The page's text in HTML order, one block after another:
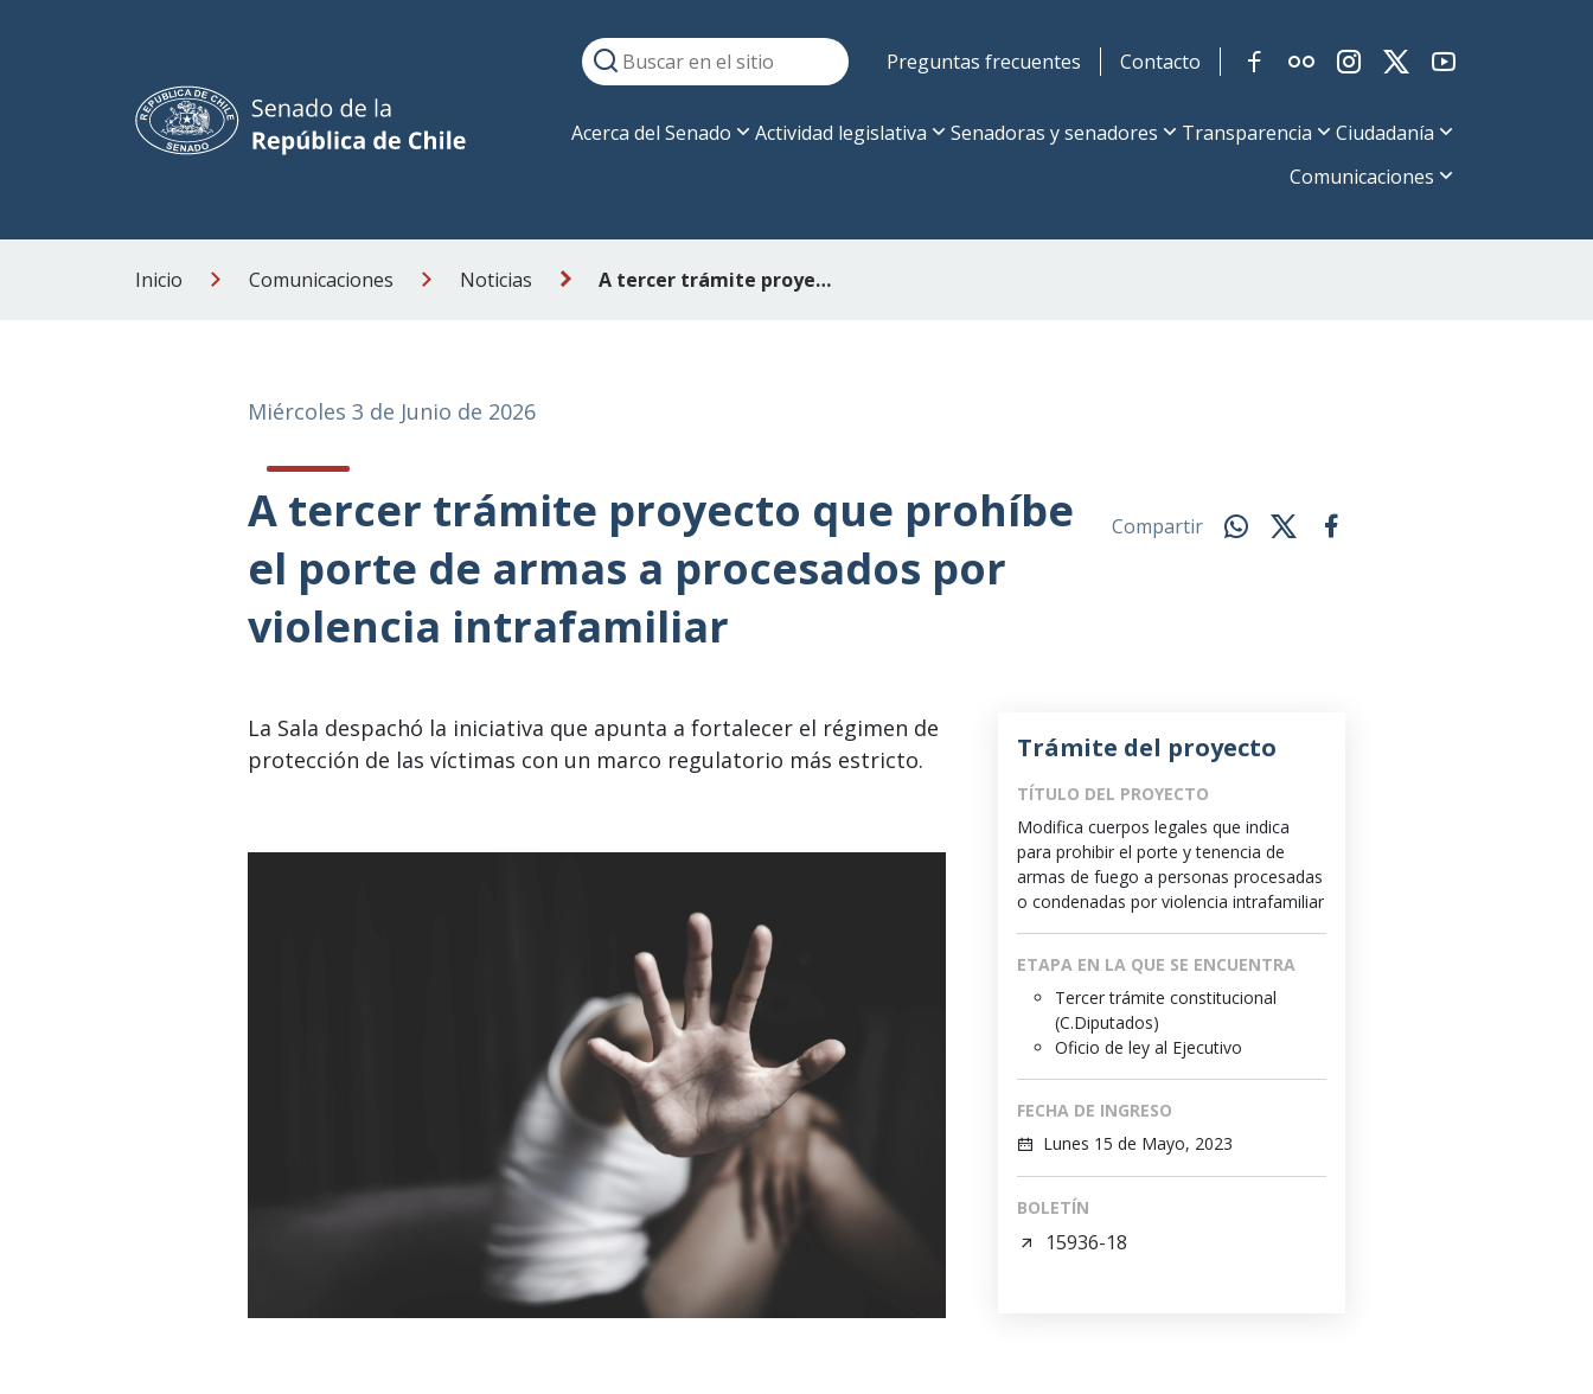
Preguntas frecuentes Contacto
Acerca del Senado Actividad legislativa Senadoras y senadores Transparencia
Ciudadanía
Comunicaciones
Inicio Comunicaciones Noticias A tercer trámite proyecto que prohíbe el porte de armas a procesados por violencia intrafamiliar
Miércoles 3 de Junio de 2026
A tercer trámite proyecto que prohíbe
el porte de armas a procesados por
violencia intrafamiliar
Compartir
La Sala despachó la iniciativa que apunta a fortalecer el régimen de
protección de las víctimas con un marco regulatorio más estricto.
Trámite del proyecto
TÍTULO DEL PROYECTO
Modifica cuerpos legales que indica
para prohibir el porte y tenencia de
armas de fuego a personas procesadas
o condenadas por violencia intrafamiliar
ETAPA EN LA QUE SE ENCUENTRA
Tercer trámite constitucional
(C.Diputados)
Oficio de ley al Ejecutivo
FECHA DE INGRESO
Lunes 15 de Mayo, 2023
BOLETÍN
15936-18